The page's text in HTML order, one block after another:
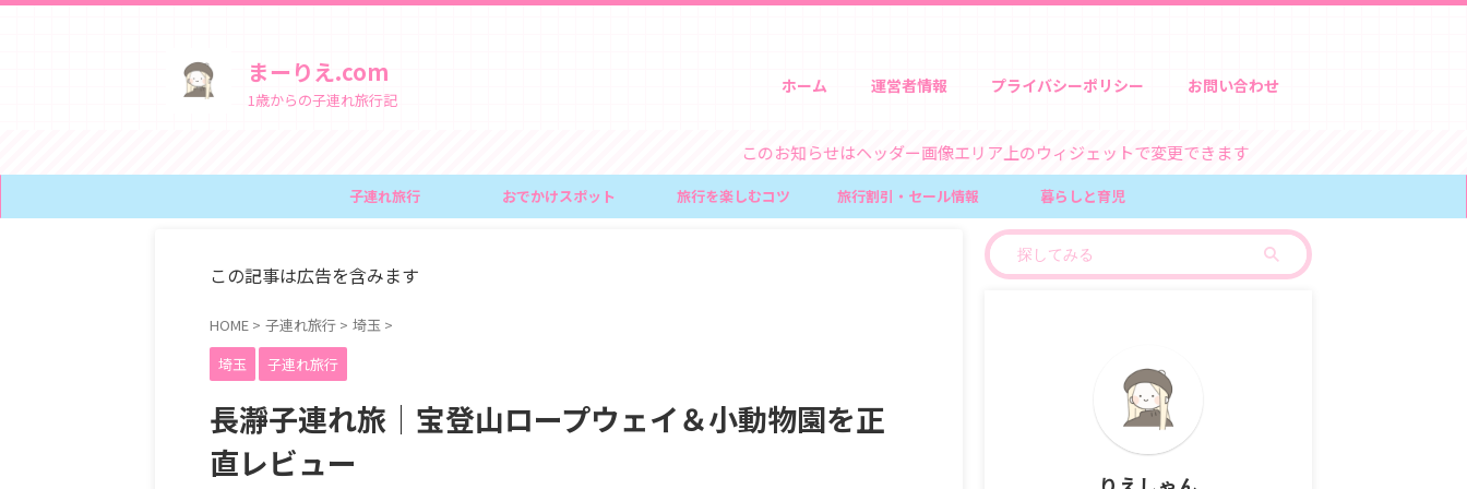
まーりえ.com
1歳からの子連れ旅行記
ホーム 運営者情報 プライバシーポリシー お問い合わせ
このお知らせはヘッダー画像エリア上のウィジェットで変更できます
子連れ旅行 おでかけスポット 旅行を楽しむコツ 旅行割引・セール情報 暮らしと育児
この記事は広告を含みます
HOME > 子連れ旅行 > 埼玉 >
埼玉
子連れ旅行
長瀞子連れ旅｜宝登山ロープウェイ＆小動物園を正
直レビュー